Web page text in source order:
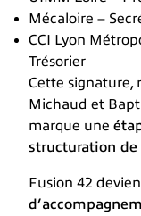
Mécaloire –
CCI Lyon
Trésorier
Cette signature,
Michaud et
marque une
structuration
Fusion 42